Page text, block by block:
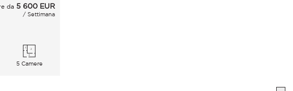
da 5 600 EUR
/ Settimana
5 Camere